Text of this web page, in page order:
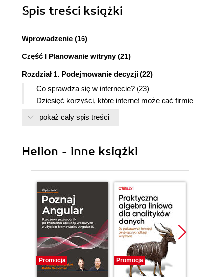
Spis treści książki
Wprowadzenie (16)
Część I Planowanie witryny (21)
Rozdział 1. Podejmowanie decyzji (22)
Co sprawdza się w internecie? (23)
Dziesięć korzyści, które internet może dać firmie
(25)
Określenie celów (27)
Typowe cele (27)
Ustalenie celów witryny korporacyjnej (28)
Część praktyczna: Co będziemy robić z naszą
witryną? (29)
Decyzja o zawartości witryny (30)
Ustalenie priorytetów (30)
Lista propozycji (30)
Określenie podstawowych funkcji (31)
Wyznaczanie funkcji priorytetowych (31)
pokaż cały spis treści
Helion - inne książki
Promocja Promocja